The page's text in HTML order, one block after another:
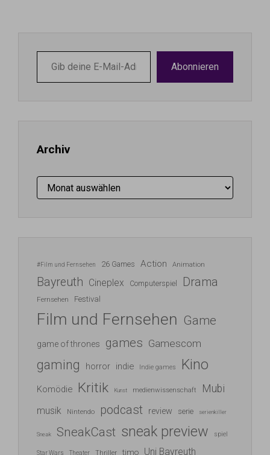
deine
E-
Abonnieren
Archiv
Archiv
#Film und Fernsehen 26 Games Action Animation
Bayreuth Cineplex Computerspiel Drama
Fernsehen Festival
Film und Fernsehen Game
game of thrones games Gamescom
gaming horror indie Indie games Kino
Komödie Kritik Kunst medienwissenschaft Mubi
musik Nintendo podcast review serie serienkiller
Sneak SneakCast sneak preview spiel
Star Wars Theater Thriller timo Uni Bayreuth